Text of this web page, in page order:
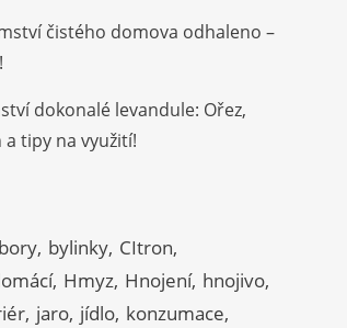
čistého domova odhaleno –
dokonalé levandule: Ořez,
a tipy na využití!
bylinky CItron
Hmyz Hnojení hnojivo
jaro jídlo konzumace